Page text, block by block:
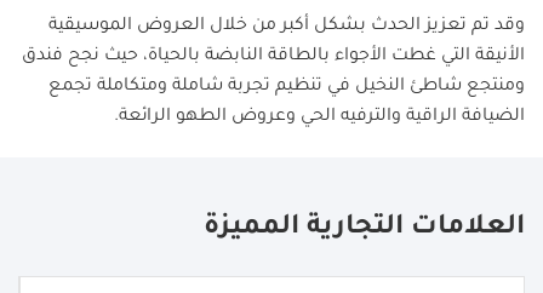
وقد تم تعزيز الحدث بشكل أكبر من خلال العروض الموسيقية
الأنيقة التي غطت الأجواء بالطاقة النابضة بالحياة، حيث نجح فندق
ومنتجع شاطئ النخيل في تنظيم تجربة شاملة ومتكاملة تجمع
الضيافة الراقية والترفيه الحي وعروض الطهو الرائعة.
العلامات التجارية المميزة